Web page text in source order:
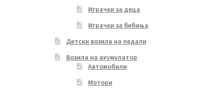
Играчки за деца
Играчки за бебиња
Детски возила на педали
Возила на акумулатор
Автомобили
Мотори